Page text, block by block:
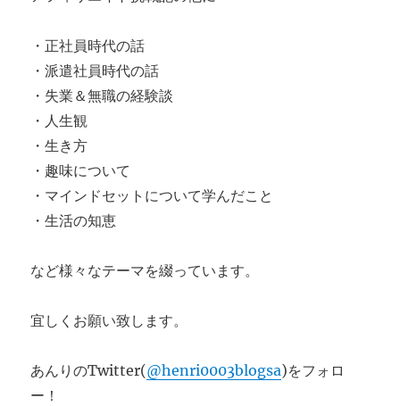
・正社員時代の話
・派遣社員時代の話
・失業＆無職の経験談
・人生観
・生き方
・趣味について
・マインドセットについて学んだこと
・生活の知恵
など様々なテーマを綴っています。
宜しくお願い致します。
あんりのTwitter(@henri0003blogsa)をフォロ
ー！